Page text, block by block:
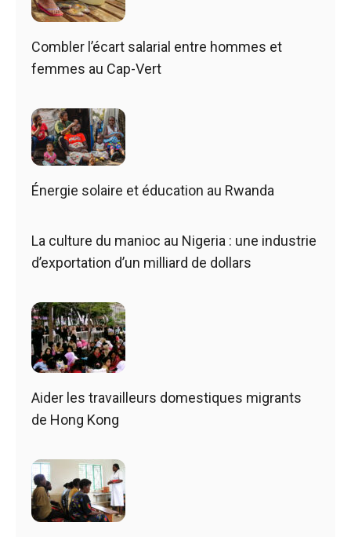
Combler l’écart salarial entre hommes et
femmes au Cap-Vert
Énergie solaire et éducation au Rwanda
La culture du manioc au Nigeria : une industrie
d’exportation d’un milliard de dollars
Aider les travailleurs domestiques migrants
de Hong Kong